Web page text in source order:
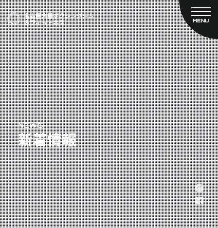
MENU
CLOSE
TOP
新着情報
ご予約
プライベートコース予約
レンタルスタジオ予約
名古屋大橋ボクシングジムについて
大橋弘政プロフィール
スタッフ紹介
料金案内
設備紹介
アクセス
営業時間
トレーナー募集
スポンサー募集
大会チケット購入
キャンペーン
実戦コース
NEWS
新着情報